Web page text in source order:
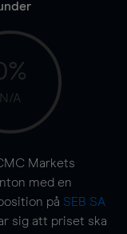
N/A
Markets
med en
på SEB SA
sig att priset ska